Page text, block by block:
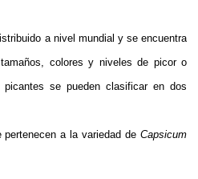
a nivel mundial y se encuentra
colores y niveles de picor o
se pueden clasificar en dos
a la variedad de Capsicum